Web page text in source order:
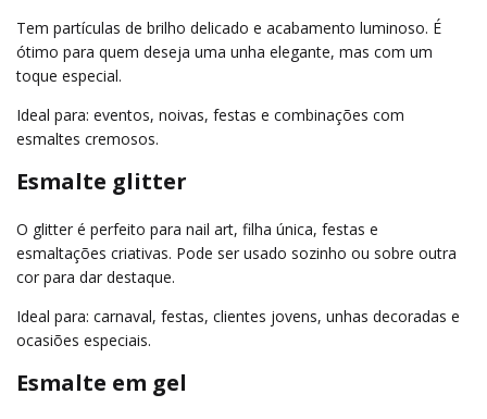
Tem partículas de brilho delicado e acabamento luminoso. É
ótimo para quem deseja uma unha elegante, mas com um
toque especial.
Ideal para: eventos, noivas, festas e combinações com
esmaltes cremosos.
Esmalte glitter
O glitter é perfeito para nail art, filha única, festas e
esmaltações criativas. Pode ser usado sozinho ou sobre outra
cor para dar destaque.
Ideal para: carnaval, festas, clientes jovens, unhas decoradas e
ocasiões especiais.
Esmalte em gel